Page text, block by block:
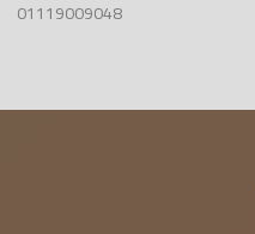
01119009048